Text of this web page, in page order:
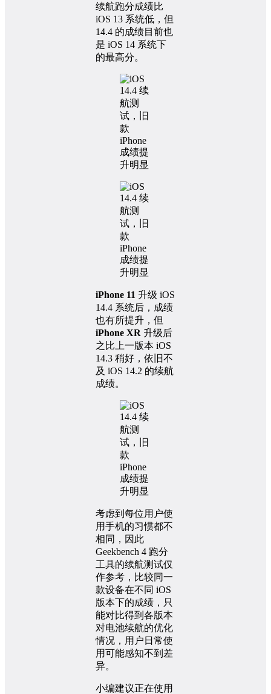
续航跑分成绩比
iOS 13 系统低，但
14.4 的成绩目前也
是 iOS 14 系统下
的最高分。
iPhone 11 升级 iOS
14.4 系统后，成绩
也有所提升，但
iPhone XR 升级后
之比上一版本 iOS
14.3 稍好，依旧不
及 iOS 14.2 的续航
成绩。
考虑到每位用户使
用手机的习惯都不
相同，因此
Geekbench 4 跑分
工具的续航测试仅
作参考，比较同一
款设备在不同 iOS
版本下的成绩，只
能对比得到各版本
对电池续航的优化
情况，用户日常使
用可能感知不到差
异。
小编建议正在使用